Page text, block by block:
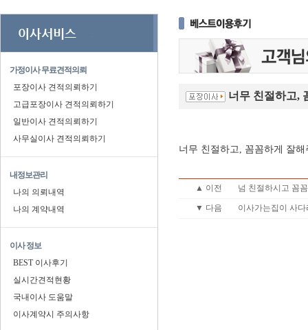
가정이사 무료견적의뢰
포장이사 견적의뢰하기
고급포장이사 견적의뢰하기
일반이사 견적의뢰하기
사무실이사 견적의뢰하기
내정보관리
나의 의뢰내역
나의 계약내역
이사 정보
BEST 이사후기
실시간견적현황
국내이사 도움말
이사계약시 주의사항
너무 친절하고,
너무 친절하고, 꼼꼼하게 잘해
▲ 이전 넘 친절하시고 꼼
▼ 다음 이사가는집이 사